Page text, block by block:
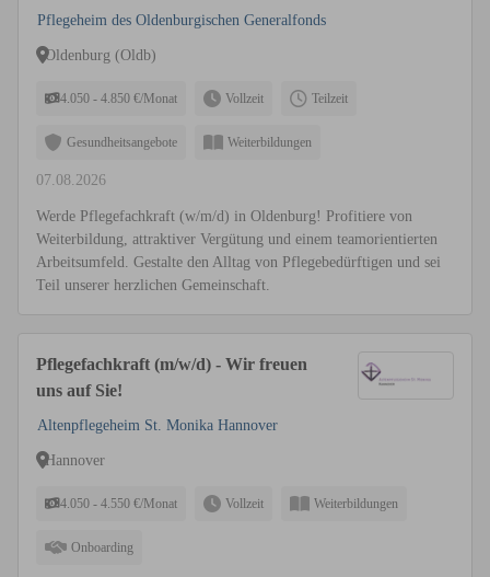
Pflegeheim des Oldenburgischen Generalfonds
Oldenburg (Oldb)
4.050 - 4.850 €/Monat Vollzeit Teilzeit
Gesundheitsangebote Weiterbildungen
07.08.2026
Werde Pflegefachkraft (w/m/d) in Oldenburg! Profitiere von
Weiterbildung, attraktiver Vergütung und einem teamorientierten
Arbeitsumfeld. Gestalte den Alltag von Pflegebedürftigen und sei
Teil unserer herzlichen Gemeinschaft.
Pflegefachkraft (m/w/d) - Wir freuen
uns auf Sie!
Altenpflegeheim St. Monika Hannover
Hannover
4.050 - 4.550 €/Monat Vollzeit Weiterbildungen
Onboarding